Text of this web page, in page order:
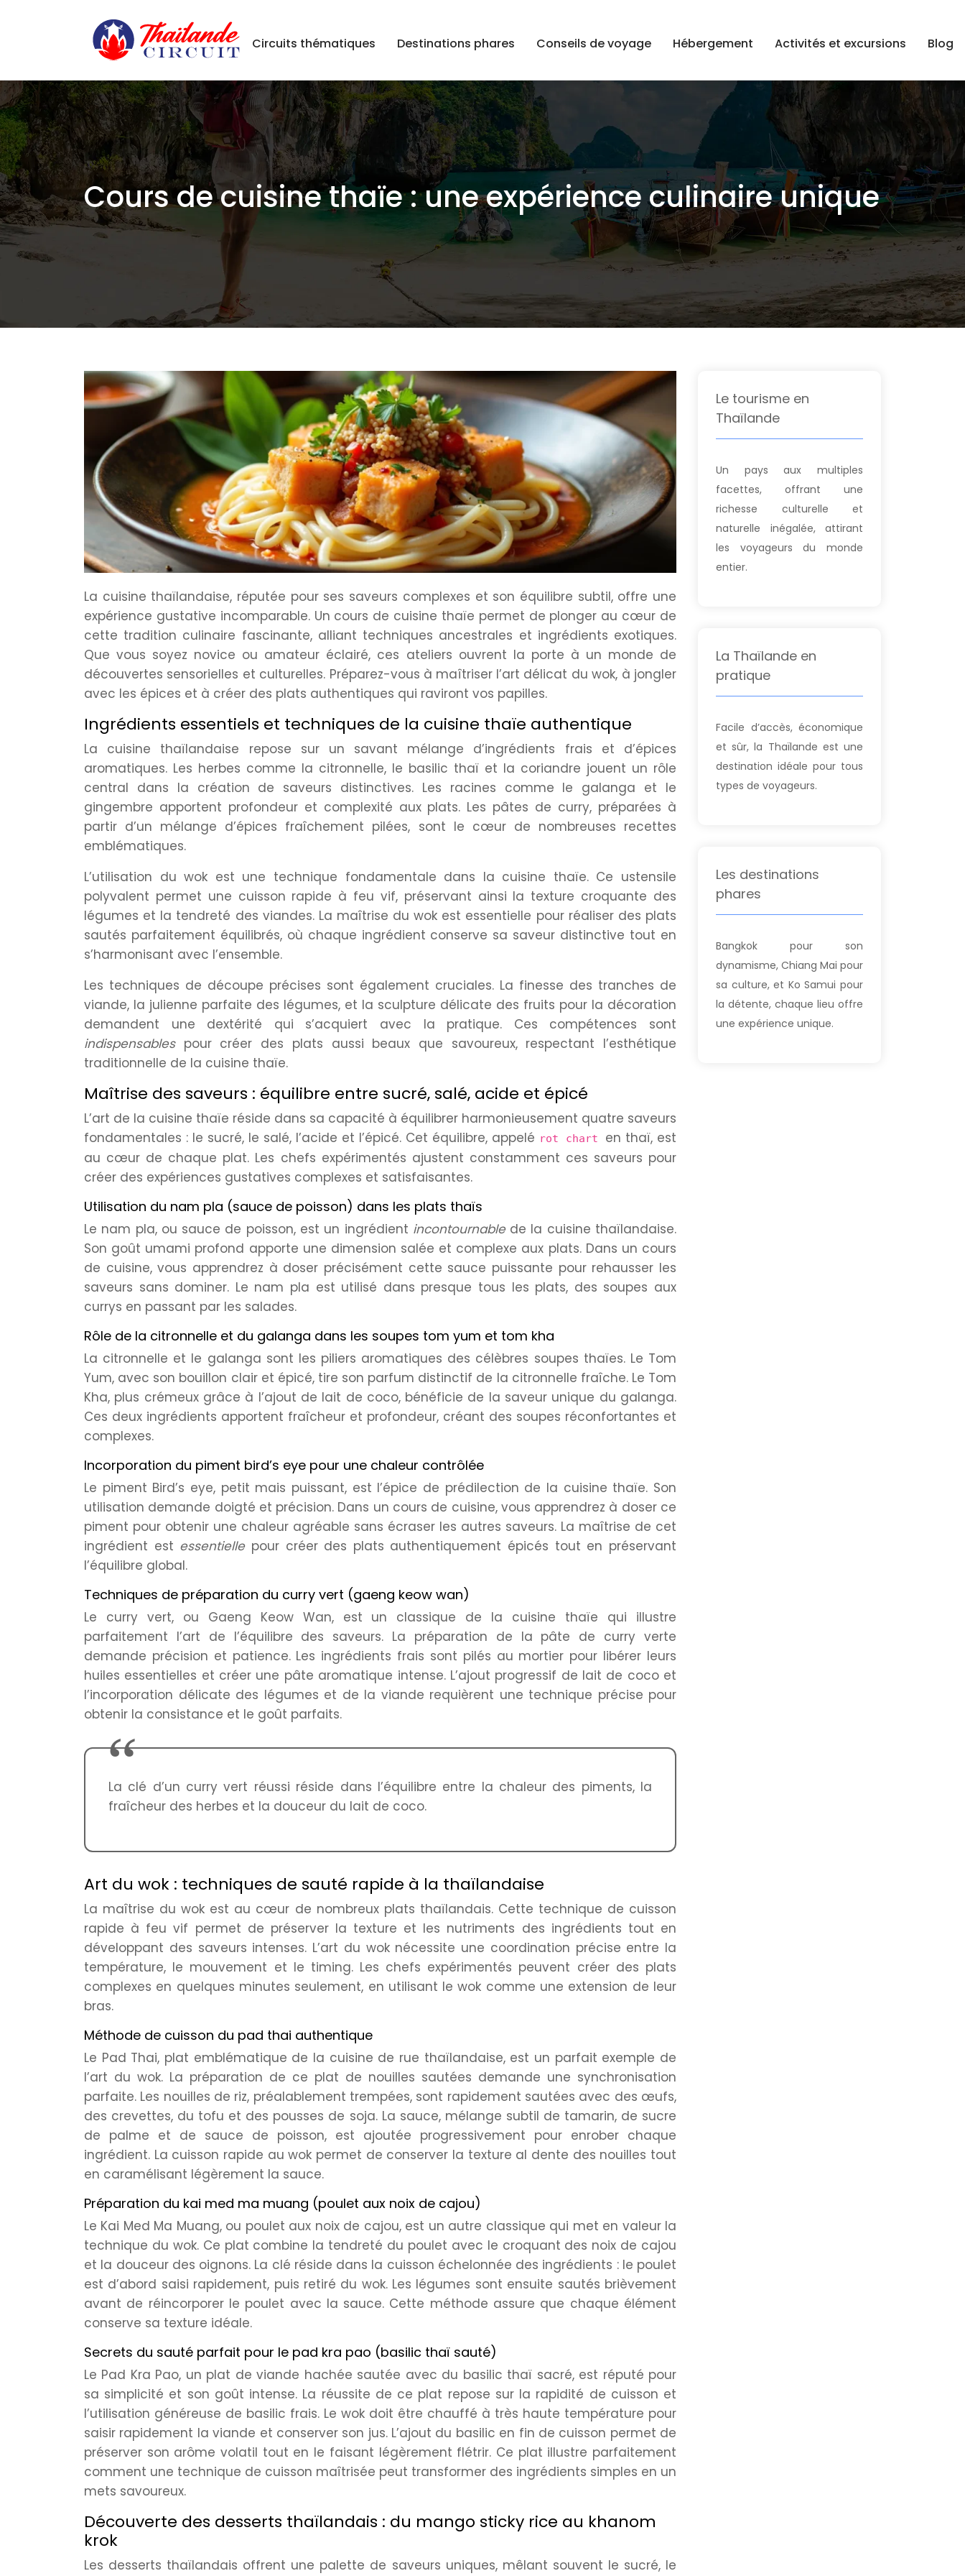
Circuits thématiques Destinations phares Conseils de voyage Hébergement Activités et excursions Blog
Cours de cuisine thaïe : une expérience culinaire unique
La cuisine thaïlandaise, réputée pour ses saveurs complexes et son équilibre subtil, offre une
expérience gustative incomparable. Un cours de cuisine thaïe permet de plonger au cœur de
cette tradition culinaire fascinante, alliant techniques ancestrales et ingrédients exotiques.
Que vous soyez novice ou amateur éclairé, ces ateliers ouvrent la porte à un monde de
découvertes sensorielles et culturelles. Préparez-vous à maîtriser l’art délicat du wok, à jongler
avec les épices et à créer des plats authentiques qui raviront vos papilles.
Ingrédients essentiels et techniques de la cuisine thaïe authentique
La cuisine thaïlandaise repose sur un savant mélange d’ingrédients frais et d’épices
aromatiques. Les herbes comme la citronnelle, le basilic thaï et la coriandre jouent un rôle
central dans la création de saveurs distinctives. Les racines comme le galanga et le
gingembre apportent profondeur et complexité aux plats. Les pâtes de curry, préparées à
partir d’un mélange d’épices fraîchement pilées, sont le cœur de nombreuses recettes
emblématiques.
L’utilisation du wok est une technique fondamentale dans la cuisine thaïe. Ce ustensile
polyvalent permet une cuisson rapide à feu vif, préservant ainsi la texture croquante des
légumes et la tendreté des viandes. La maîtrise du wok est essentielle pour réaliser des plats
sautés parfaitement équilibrés, où chaque ingrédient conserve sa saveur distinctive tout en
s’harmonisant avec l’ensemble.
Les techniques de découpe précises sont également cruciales. La finesse des tranches de
viande, la julienne parfaite des légumes, et la sculpture délicate des fruits pour la décoration
demandent une dextérité qui s’acquiert avec la pratique. Ces compétences sont
indispensables pour créer des plats aussi beaux que savoureux, respectant l’esthétique
traditionnelle de la cuisine thaïe.
Maîtrise des saveurs : équilibre entre sucré, salé, acide et épicé
L’art de la cuisine thaïe réside dans sa capacité à équilibrer harmonieusement quatre saveurs
fondamentales : le sucré, le salé, l’acide et l’épicé. Cet équilibre, appelé rot chart en thaï, est
au cœur de chaque plat. Les chefs expérimentés ajustent constamment ces saveurs pour
créer des expériences gustatives complexes et satisfaisantes.
Utilisation du nam pla (sauce de poisson) dans les plats thaïs
Le nam pla, ou sauce de poisson, est un ingrédient incontournable de la cuisine thaïlandaise.
Son goût umami profond apporte une dimension salée et complexe aux plats. Dans un cours
de cuisine, vous apprendrez à doser précisément cette sauce puissante pour rehausser les
saveurs sans dominer. Le nam pla est utilisé dans presque tous les plats, des soupes aux
currys en passant par les salades.
Rôle de la citronnelle et du galanga dans les soupes tom yum et tom kha
La citronnelle et le galanga sont les piliers aromatiques des célèbres soupes thaïes. Le Tom
Yum, avec son bouillon clair et épicé, tire son parfum distinctif de la citronnelle fraîche. Le Tom
Kha, plus crémeux grâce à l’ajout de lait de coco, bénéficie de la saveur unique du galanga.
Ces deux ingrédients apportent fraîcheur et profondeur, créant des soupes réconfortantes et
complexes.
Incorporation du piment bird’s eye pour une chaleur contrôlée
Le piment Bird’s eye, petit mais puissant, est l’épice de prédilection de la cuisine thaïe. Son
utilisation demande doigté et précision. Dans un cours de cuisine, vous apprendrez à doser ce
piment pour obtenir une chaleur agréable sans écraser les autres saveurs. La maîtrise de cet
ingrédient est essentielle pour créer des plats authentiquement épicés tout en préservant
l’équilibre global.
Techniques de préparation du curry vert (gaeng keow wan)
Le curry vert, ou Gaeng Keow Wan, est un classique de la cuisine thaïe qui illustre
parfaitement l’art de l’équilibre des saveurs. La préparation de la pâte de curry verte
demande précision et patience. Les ingrédients frais sont pilés au mortier pour libérer leurs
huiles essentielles et créer une pâte aromatique intense. L’ajout progressif de lait de coco et
l’incorporation délicate des légumes et de la viande requièrent une technique précise pour
obtenir la consistance et le goût parfaits.
La clé d’un curry vert réussi réside dans l’équilibre entre la chaleur des piments, la
fraîcheur des herbes et la douceur du lait de coco.
Art du wok : techniques de sauté rapide à la thaïlandaise
La maîtrise du wok est au cœur de nombreux plats thaïlandais. Cette technique de cuisson
rapide à feu vif permet de préserver la texture et les nutriments des ingrédients tout en
développant des saveurs intenses. L’art du wok nécessite une coordination précise entre la
température, le mouvement et le timing. Les chefs expérimentés peuvent créer des plats
complexes en quelques minutes seulement, en utilisant le wok comme une extension de leur
bras.
Méthode de cuisson du pad thai authentique
Le Pad Thai, plat emblématique de la cuisine de rue thaïlandaise, est un parfait exemple de
l’art du wok. La préparation de ce plat de nouilles sautées demande une synchronisation
parfaite. Les nouilles de riz, préalablement trempées, sont rapidement sautées avec des œufs,
des crevettes, du tofu et des pousses de soja. La sauce, mélange subtil de tamarin, de sucre
de palme et de sauce de poisson, est ajoutée progressivement pour enrober chaque
ingrédient. La cuisson rapide au wok permet de conserver la texture al dente des nouilles tout
en caramélisant légèrement la sauce.
Préparation du kai med ma muang (poulet aux noix de cajou)
Le Kai Med Ma Muang, ou poulet aux noix de cajou, est un autre classique qui met en valeur la
technique du wok. Ce plat combine la tendreté du poulet avec le croquant des noix de cajou
et la douceur des oignons. La clé réside dans la cuisson échelonnée des ingrédients : le poulet
est d’abord saisi rapidement, puis retiré du wok. Les légumes sont ensuite sautés brièvement
avant de réincorporer le poulet avec la sauce. Cette méthode assure que chaque élément
conserve sa texture idéale.
Secrets du sauté parfait pour le pad kra pao (basilic thaï sauté)
Le Pad Kra Pao, un plat de viande hachée sautée avec du basilic thaï sacré, est réputé pour
sa simplicité et son goût intense. La réussite de ce plat repose sur la rapidité de cuisson et
l’utilisation généreuse de basilic frais. Le wok doit être chauffé à très haute température pour
saisir rapidement la viande et conserver son jus. L’ajout du basilic en fin de cuisson permet de
préserver son arôme volatil tout en le faisant légèrement flétrir. Ce plat illustre parfaitement
comment une technique de cuisson maîtrisée peut transformer des ingrédients simples en un
mets savoureux.
Découverte des desserts thaïlandais : du mango sticky rice au khanom
krok
Les desserts thaïlandais offrent une palette de saveurs uniques, mêlant souvent le sucré, le
Le tourisme en
Thaïlande
Un pays aux multiples
facettes, offrant une
richesse culturelle et
naturelle inégalée, attirant
les voyageurs du monde
entier.
La Thaïlande en
pratique
Facile d’accès, économique
et sûr, la Thaïlande est une
destination idéale pour tous
types de voyageurs.
Les destinations
phares
Bangkok pour son
dynamisme, Chiang Mai pour
sa culture, et Ko Samui pour
la détente, chaque lieu offre
une expérience unique.